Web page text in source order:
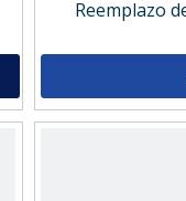
Reemplazo